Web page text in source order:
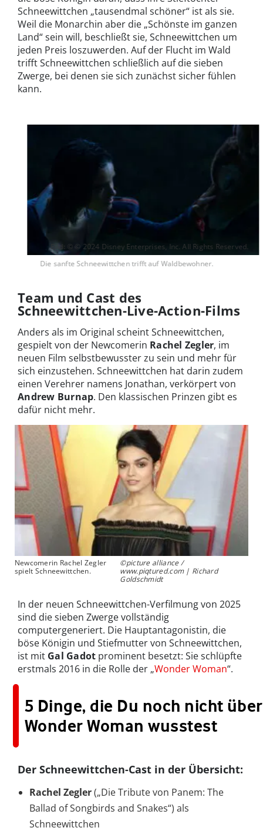
Schneewittchen „tausendmal schöner“ ist als sie.
Weil die Monarchin aber die „Schönste im ganzen
Land“ sein will, beschließt sie, Schneewittchen um
jeden Preis loszuwerden. Auf der Flucht im Wald
trifft Schneewittchen schließlich auf die sieben
Zwerge, bei denen sie sich zunächst sicher fühlen
kann.
Die sanfte Schneewittchen trifft auf Waldbewohner.
Bild: © © 2024 Disney Enterprises, Inc. All Rights Reserved.
Team und Cast des
Schneewittchen-Live-Action-Films
Anders als im Original scheint Schneewittchen,
gespielt von der Newcomerin Rachel Zegler, im
neuen Film selbstbewusster zu sein und mehr für
sich einzustehen. Schneewittchen hat darin zudem
einen Verehrer namens Jonathan, verkörpert von
Andrew Burnap. Den klassischen Prinzen gibt es
dafür nicht mehr.
Newcomerin Rachel Zegler
spielt Schneewittchen.
©picture alliance /
www.piqtured.com | Richard
Goldschmidt
In der neuen Schneewittchen-Verfilmung von 2025
sind die sieben Zwerge vollständig
computergeneriert. Die Hauptantagonistin, die
böse Königin und Stiefmutter von Schneewittchen,
ist mit Gal Gadot prominent besetzt: Sie schlüpfte
erstmals 2016 in die Rolle der „Wonder Woman“.
5 Dinge, die Du noch nicht über
Wonder Woman wusstest
Der Schneewittchen-Cast in der Übersicht:
Rachel Zegler(„Die Tribute von Panem: The
Ballad of Songbirds and Snakes“) als
Schneewittchen